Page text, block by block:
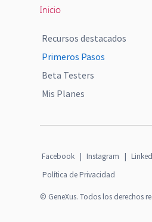
Inicio
Recursos destacados
Primeros Pasos
Beta Testers
Mis Planes
Facebook | Instagram |
Política de Privacidad
© GeneXus. Todos los derechos